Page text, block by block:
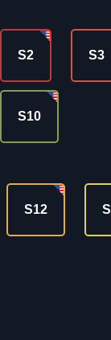
S2 S3
S10
S12